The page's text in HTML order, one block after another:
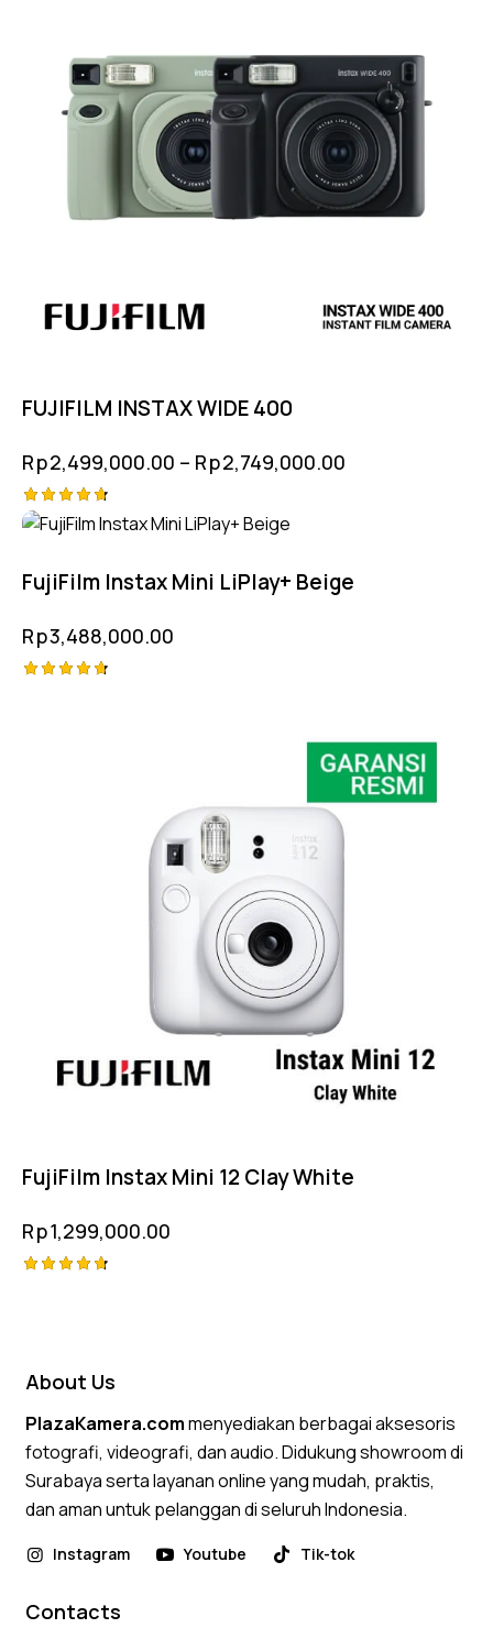
FUJIFILM INSTAX WIDE 400
Rp2,499,000.00 – Rp2,749,000.00
Rated
FujiFilm Instax Mini LiPlay+ Beige
Rp3,488,000.00
FujiFilm Instax Mini 12 Clay White
Rp1,299,000.00
About Us
PlazaKamera.commenyediakan berbagai aksesoris
fotografi, videografi, dan audio. Didukung showroom di
Surabaya serta layanan online yang mudah, praktis,
dan aman untuk pelanggan di seluruh Indonesia.
Instagram Youtube Tik-tok
Contacts